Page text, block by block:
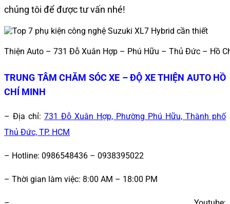
chúng tôi để được tư vấn nhé!
Thiện Auto – 731 Đỗ Xuân Hợp – Phú Hữu – Thủ Đức – Hồ
TRUNG TÂM CHĂM SÓC XE – ĐỘ XE THIỆN AUTO HỒ
CHÍ MINH
– Địa chỉ: 731 Đỗ Xuân Hợp, Phường Phú Hữu, Thành phố
Thủ Đức, TP. HCM
– Hotline: 0986548436 – 0938395022
– Thời gian làm việc: 8:00 AM – 18:00 PM